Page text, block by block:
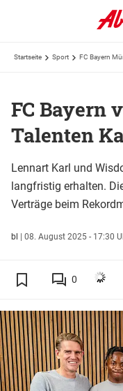
Startseite Sport FC Bayern
FC Bayern
Talenten
Lennart Karl und
langfristig erhalten.
Verträge beim
bl | 08. August 2025 - 17:30
0